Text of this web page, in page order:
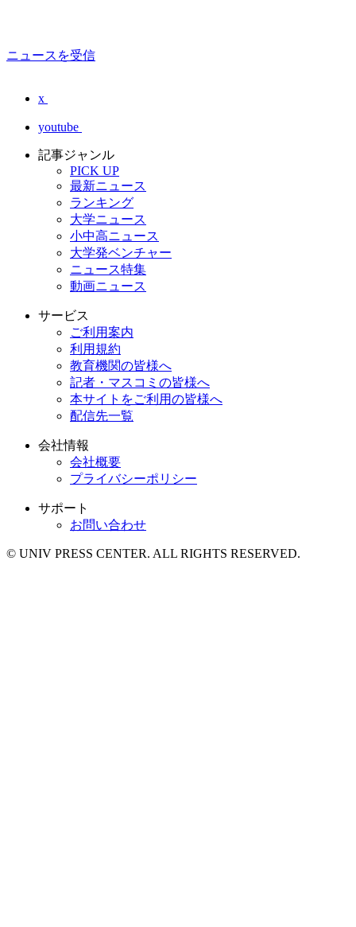
ニュースを受信
x
youtube
記事ジャンル
PICK UP
最新ニュース
ランキング
大学ニュース
小中高ニュース
大学発ベンチャー
ニュース特集
動画ニュース
サービス
ご利用案内
利用規約
教育機関の皆様へ
記者・マスコミの皆様へ
本サイトをご利用の皆様へ
配信先一覧
会社情報
会社概要
プライバシーポリシー
サポート
お問い合わせ
© UNIV PRESS CENTER. ALL RIGHTS RESERVED.